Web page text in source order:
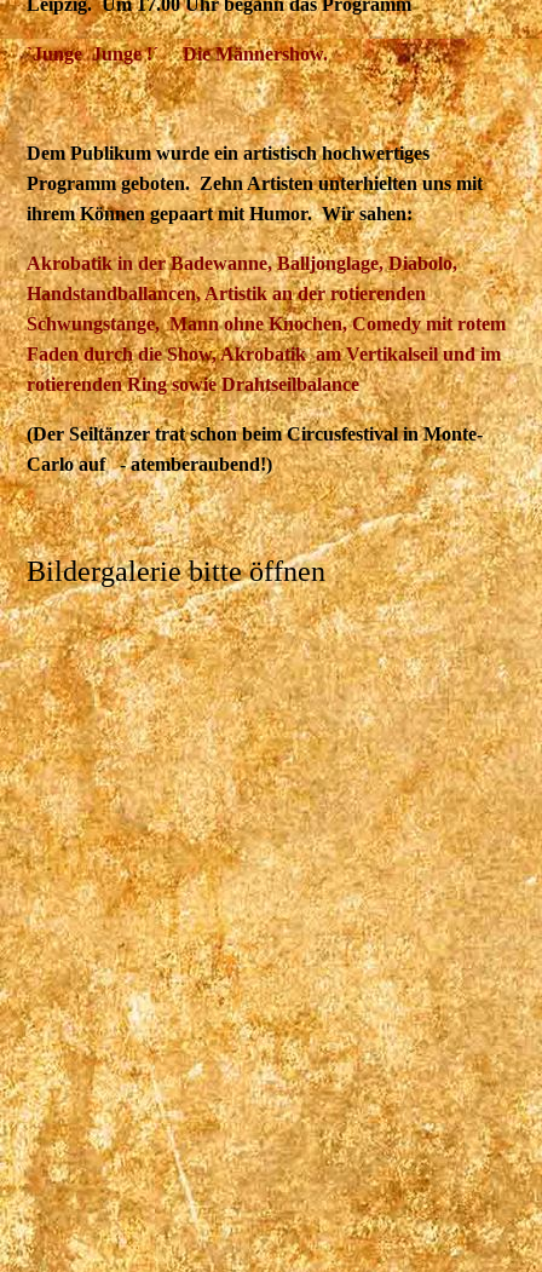
Leipzig. Um 17.00 Uhr begann das Programm
`Junge Junge !´ Die Männershow.
Dem Publikum wurde ein artistisch hochwertiges
Programm geboten. Zehn Artisten unterhielten uns mit
ihrem Können gepaart mit Humor. Wir sahen:
Akrobatik in der Badewanne, Balljonglage, Diabolo,
Handstandballancen, Artistik an der rotierenden
Schwungstange, Mann ohne Knochen, Comedy mit rotem
Faden durch die Show, Akrobatik am Vertikalseil und im
rotierenden Ring sowie Drahtseilbalance
(Der Seiltänzer trat schon beim Circusfestival in Monte-
Carlo auf - atemberaubend!)
Bildergalerie bitte öffnen